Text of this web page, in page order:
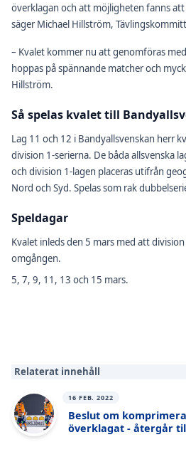
överklagan och att möjligheten fanns
säger Michael Hillström,
– Kvalet kommer nu att genomföras
hoppas på spännande matcher och
Hillström.
Så spelas kvalet till
Lag 11 och 12 i Bandyallsvenskan herr
division 1-serierna. De båda allsvenska
och division 1-lagen placeras utifrån
Nord och Syd. Spelas som rak
Speldagar
Kvalet inleds den 5 mars med att
omgången.
5, 7, 9, 11, 13 och 15 mars.
Relaterat innehåll
16 FEB. 2022
Beslut om
överklagat - återgår